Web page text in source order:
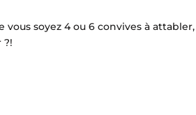
vous soyez 4 ou 6 convives à
?!